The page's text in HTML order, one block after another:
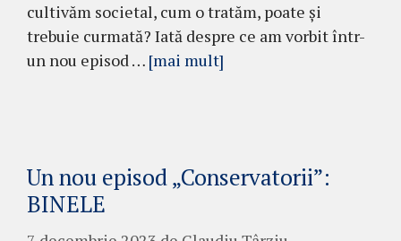
cultivăm societal, cum o tratăm, poate și
trebuie curmată? Iată despre ce am vorbit într-
un nou episod … [mai mult]
Un nou episod „Conservatorii”:
BINELE